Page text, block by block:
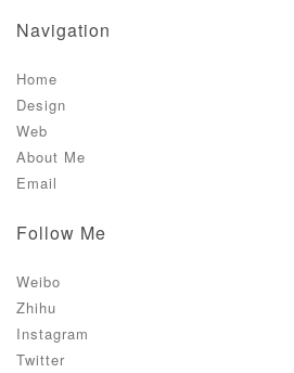
Navigation
Home
Design
Web
About Me
Email
Follow Me
Weibo
Zhihu
Instagram
Twitter